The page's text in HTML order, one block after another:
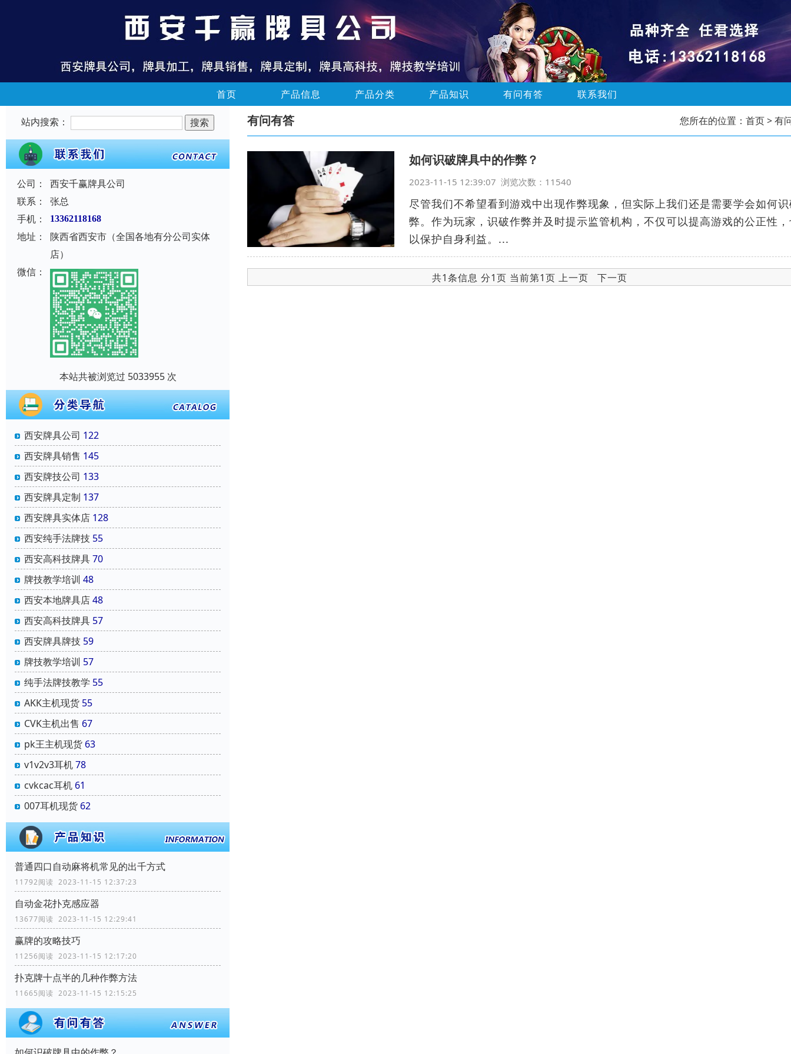
首页 产品信息 产品分类 产品知识 有问有答 联系我们
站内搜索：
公司：
西安千赢牌具公司
联系：
张总
手机：
13362118168
地址：
陕西省西安市（全国各地有分公司实体
店）
微信：
本站共被浏览过 5033955 次
西安牌具公司 122
西安牌具销售 145
西安牌技公司 133
西安牌具定制 137
西安牌具实体店 128
西安纯手法牌技 55
西安高科技牌具70
牌技教学培训 48
西安本地牌具店48
西安高科技牌具 57
西安牌具牌技 59
牌技教学培训 57
纯手法牌技教学 55
AKK主机现货 55
CVK主机出售 67
pk王主机现货 63
v1v2v3耳机78
cvkcac耳机 61
007耳机现货 62
普通四口自动麻将机常见的出千方式
11792阅读 2023-11-15 12:37:23
自动金花扑克感应器
13677阅读 2023-11-15 12:29:41
赢牌的攻略技巧
11256阅读 2023-11-15 12:17:20
扑克牌十点半的几种作弊方法
11665阅读 2023-11-15 12:15:25
有问有答 您所在的位置： 首页> 有
如何识破牌具中的作弊？
2023-11-15 12:39:07 浏览次数：11540
尽管我们不希望看到游戏中出现作弊现象，但实际上我们还是需要学会如何
弊。作为玩家，识破作弊并及时提示监管机构，不仅可以提高游戏的公正性
以保护自身利益。...
共1条信息 分1页 当前第1页 上一页 下一页